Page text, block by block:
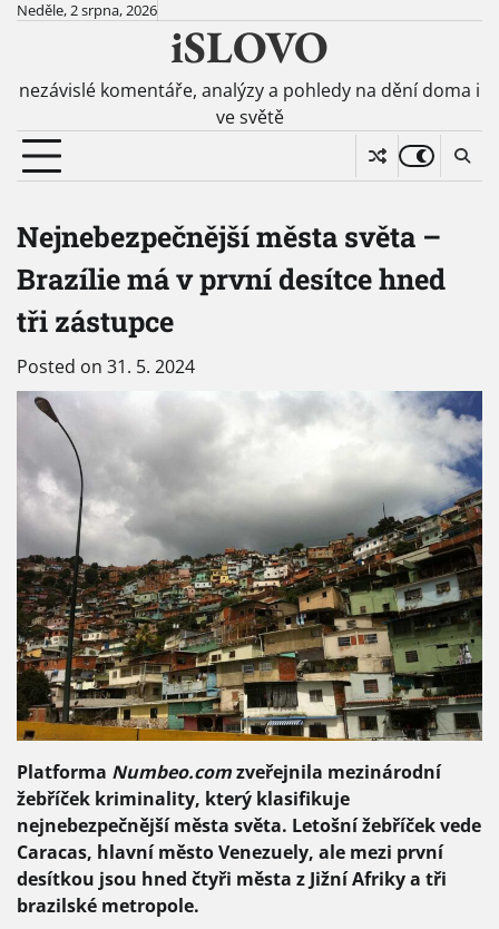
SkipNeděle, 2 srpna, 2026
iSLOVO
nezávislé komentáře, analýzy a pohledy na dění doma i
ve světě
Nejnebezpečnější města světa –
Brazílie má v první desítce hned
tři zástupce
Posted on 31. 5. 2024
Platforma Numbeo.comzveřejnila mezinárodní
žebříček kriminality, který klasifikuje
nejnebezpečnější města světa. Letošní žebříček vede
Caracas, hlavní město Venezuely, ale mezi první
desítkou jsou hned čtyři města z Jižní Afriky a tři
brazilské metropole.